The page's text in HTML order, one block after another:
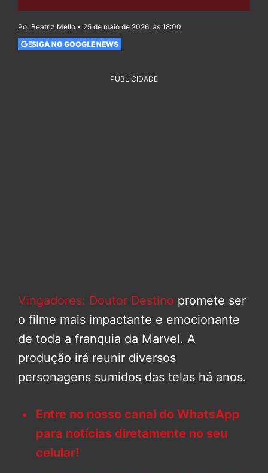
Por Beatriz Mello • 25 de maio de 2026, às 18:00
SIGA NO GOOGLE NEWS
PUBLICIDADE
Vingadores: Doutor Destino promete ser
o filme mais impactante e emocionante
de toda a franquia da Marvel. A
produção irá reunir diversos
personagens sumidos das telas há anos.
Entre no nosso canal do WhatsApp
para notícias diretamente no seu
celular!